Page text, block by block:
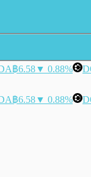
฿6.58▼ 0.88%
฿6.58▼ 0.88%